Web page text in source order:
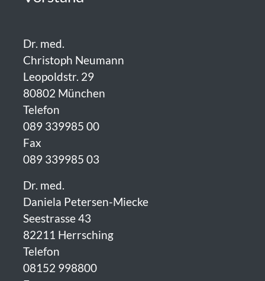
Dr. med.
Christoph Neumann
Leopoldstr. 29
80802 München
Telefon
089 339985 00
Fax
089 339985 03
Dr. med.
Daniela Petersen-Miecke
Seestrasse 43
82211 Herrsching
Telefon
08152 998800